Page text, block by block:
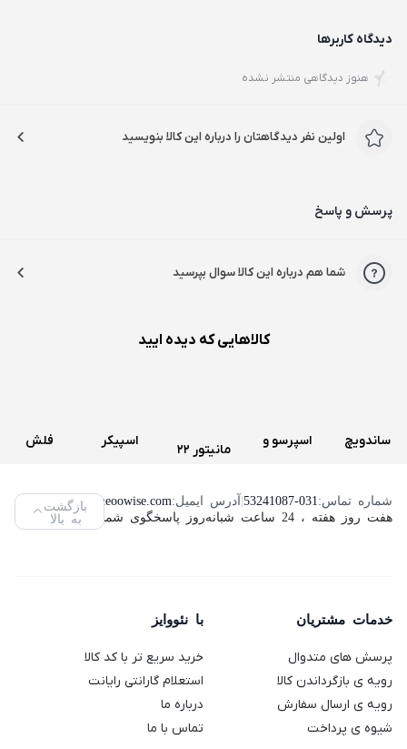
دیدگاه کاربرها
هنوز دیدگاهی منتشر نشده
اولین نفر دیدگاهتان را درباره این کالا بنویسید
پرسش و پاسخ
شما هم درباره این کالا سوال بپرسید
کالاهایی که دیده ایید
ساندویچ
ساز کنوود
مدل
اسپرسو و
دولچه
Genio 2
مانیتور 22
مدل
اسپیکر
تسکو
مدل TS
فلش
ویکومن
مدل
شماره تماس: 53241087-031
|آدرس ایمیل:info@neoowise.com
هفت روز هفته ، 24 ساعت شبانه‌روز پاسخگوی شما هستیم.
بازگشت
به بالا
خدمات مشتریان
پرسش های متدوال
رویه ی بازگرداندن کالا
رویه ی ارسال سفارش
شیوه ی پرداخت
با نئووایز
خرید سریع تر با کد کالا
استعلام گارانتی رایانت
درباره ما
تماس با ما